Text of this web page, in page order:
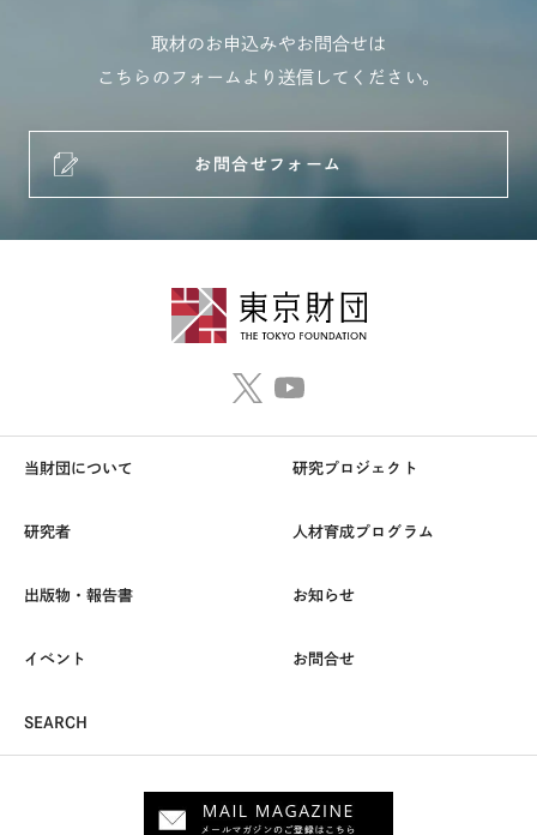
取材のお申込みやお問合せは
こちらのフォームより送信してください。
お問合せフォーム
当財団について 研究プロジェクト
研究者 人材育成プログラム
出版物・報告書 お知らせ
イベント お問合せ
SEARCH